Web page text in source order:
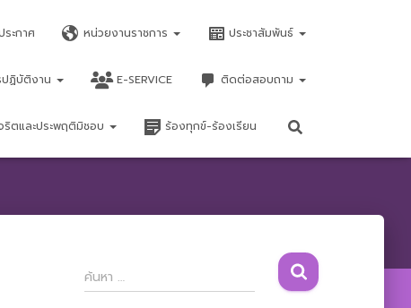
ระกาศ หน่วยงานราชการ ประชาสัมพันธ์
ปฏิบัติงาน E-SERVICE ติดต่อสอบถาม
ริตและประพฤติมิชอบ ร้องทุกข์-ร้องเรียน
ค้
น
ค้นหา …